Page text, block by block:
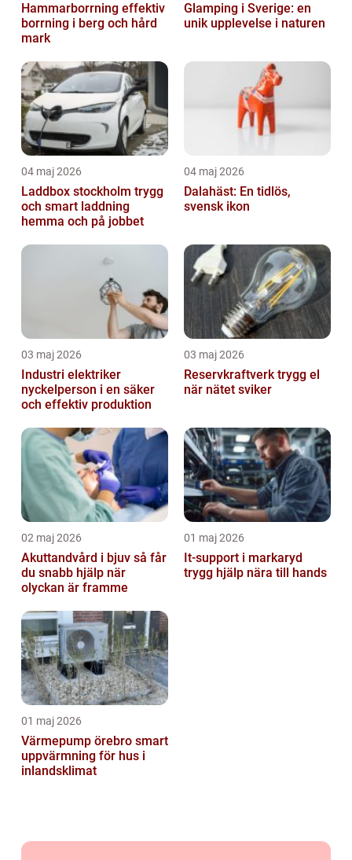
Hammarborrning effektiv
borrning i berg och hård
mark
Glamping i Sverige: en
unik upplevelse i naturen
04 maj 2026
Laddbox stockholm trygg
och smart laddning
hemma och på jobbet
04 maj 2026
Dalahäst: En tidlös,
svensk ikon
03 maj 2026
Industri elektriker
nyckelperson i en säker
och effektiv produktion
03 maj 2026
Reservkraftverk trygg el
när nätet sviker
02 maj 2026
Akuttandvård i bjuv så får
du snabb hjälp när
olyckan är framme
01 maj 2026
It-support i markaryd
trygg hjälp nära till hands
01 maj 2026
Värmepump örebro smart
uppvärmning för hus i
inlandsklimat